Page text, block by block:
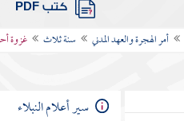
كتب PDF
أمر الهجرة والعهد المدني سنة ثلاث غزوة
سير أعلام النبلاء